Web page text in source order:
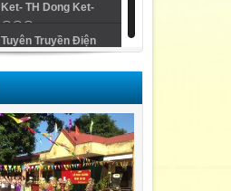
Ket- TH Dong Ket-
@@@
Tuyên Truyền Điện
Video Lễ trao giải
cuộc thi Violympic
Quốc gia
Ngày hội ẩm thực/